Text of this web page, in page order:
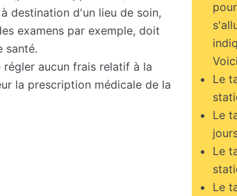
destination d'un lieu de soin,
examens par exemple, doit
santé.
aucun frais relatif à la
la prescription médicale de la
Le
Le
Le
Le